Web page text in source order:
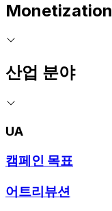
Monetization
산업 분야
UA
캠페인 목표
어트리뷰션